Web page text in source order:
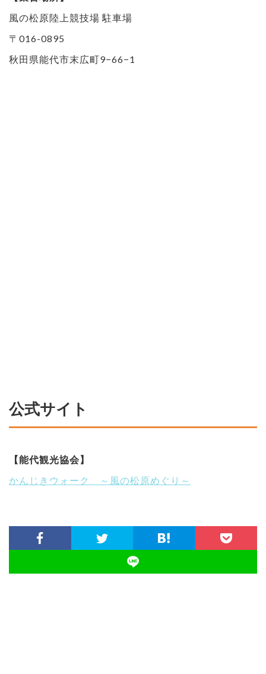
風の松原陸上競技場 駐車場
〒016-0895
秋田県能代市末広町9−66−1
公式サイト
【能代観光協会】
かんじきウォーク ～風の松原めぐり～